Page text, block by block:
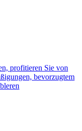
profitieren Sie von
bevorzugtem